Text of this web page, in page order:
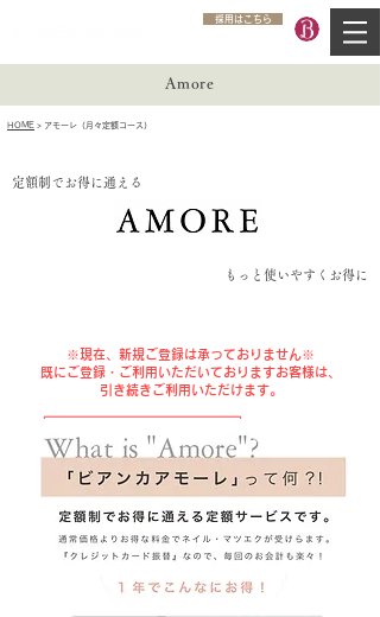
採用はこちら
Amore
HOME > アモーレ（月々定額コース）
定額制でお得に通える
​もっと使いやすくお得に
※現在、新規ご登録は承っておりません※
既にご登録・ご利用いただいておりますお客様は、
引き続きご利用いただけます。